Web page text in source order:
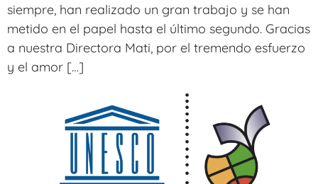
siempre, han realizado un gran trabajo y se han
metido en el papel hasta el último segundo. Gracias
a nuestra Directora Mati, por el tremendo esfuerzo
y el amor […]